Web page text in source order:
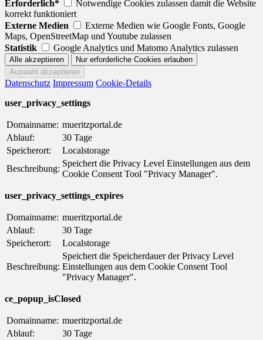
Erforderlich*
Notwendige Cookies zulassen damit die Website
korrekt funktioniert
Externe Medien
Externe Medien wie Google Fonts, Google
Maps, OpenStreetMap und Youtube zulassen
Statistik
Google Analytics und Matomo Analytics zulassen
Datenschutz Impressum Cookie-Details
user_privacy_settings
Domainname: mueritzportal.de
Ablauf:
30 Tage
Speicherort:
Localstorage
Beschreibung:
Speichert die Privacy Level Einstellungen aus dem
Cookie Consent Tool "Privacy Manager".
user_privacy_settings_expires
Domainname: mueritzportal.de
Ablauf:
30 Tage
Speicherort:
Localstorage
Beschreibung:
Speichert die Speicherdauer der Privacy Level
Einstellungen aus dem Cookie Consent Tool
"Privacy Manager".
ce_popup_isClosed
Domainname: mueritzportal.de
Ablauf:
30 Tage